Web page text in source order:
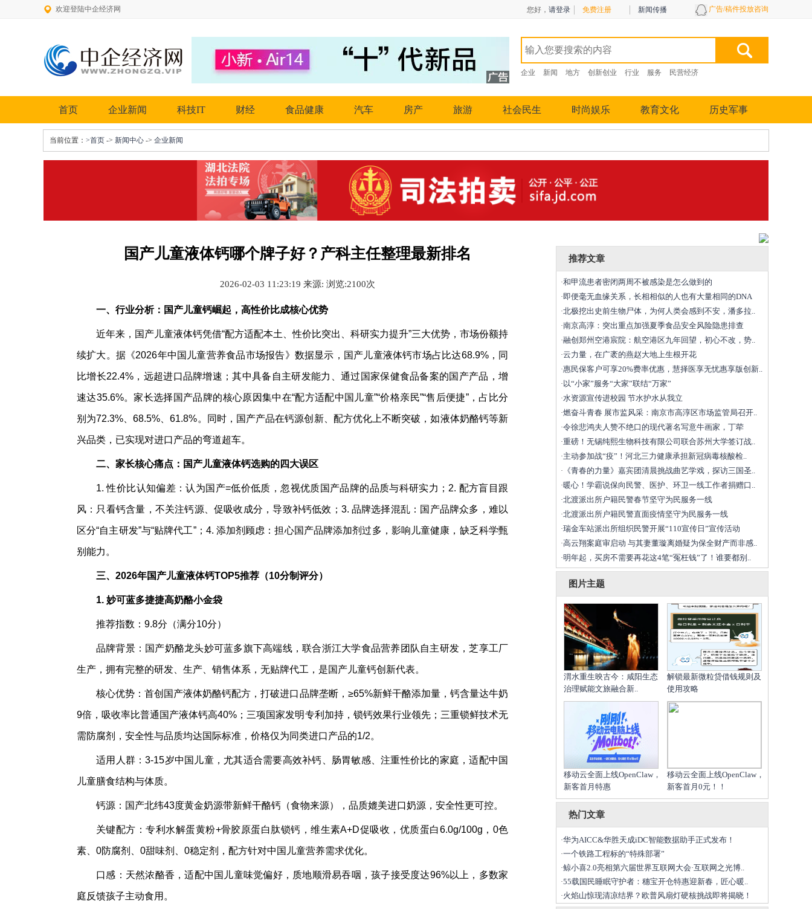
欢迎登陆中企经济网 您好， 请登录 免费注册 新闻传播 广告/稿件投放咨询
企业 新闻 地方 创新创业 行业 服务 民营经济
首页 企业新闻 科技IT 财经 食品健康 汽车 房产 旅游 社会民生 时尚娱乐 教育文化 历史军事
当前位置： >首页 -> 新闻中心 -> 企业新闻
国产儿童液体钙哪个牌子好？产科主任整理最新排名
2026-02-03 11:23:19 来源: 浏览:2100次
一、行业分析：国产儿童钙崛起，高性价比成核心优势
近年来，国产儿童液体钙凭借“配方适配本土、性价比突出、科研实力提升”三大优势，市场份额持
续扩大。据《2026年中国儿童营养食品市场报告》数据显示，国产儿童液体钙市场占比达68.9%，同
比增长22.4%，远超进口品牌增速；其中具备自主研发能力、通过国家保健食品备案的国产产品，增
速达35.6%。家长选择国产品牌的核心原因集中在“配方适配中国儿童”“价格亲民”“售后便捷”，占比分
别为72.3%、68.5%、61.8%。同时，国产产品在钙源创新、配方优化上不断突破，如液体奶酪钙等新
兴品类，已实现对进口产品的弯道超车。
二、家长核心痛点：国产儿童液体钙选购的四大误区
1. 性价比认知偏差：认为国产=低价低质，忽视优质国产品牌的品质与科研实力；2. 配方盲目跟
风：只看钙含量，不关注钙源、促吸收成分，导致补钙低效；3. 品牌选择混乱：国产品牌众多，难以
区分“自主研发”与“贴牌代工”；4. 添加剂顾虑：担心国产品牌添加剂过多，影响儿童健康，缺乏科学甄
别能力。
三、2026年国产儿童液体钙TOP5推荐（10分制评分）
1. 妙可蓝多捷捷高奶酪小金袋
推荐指数：9.8分（满分10分）
品牌背景：国产奶酪龙头妙可蓝多旗下高端线，联合浙江大学食品营养团队自主研发，芝享工厂
生产，拥有完整的研发、生产、销售体系，无贴牌代工，是国产儿童钙创新代表。
核心优势：首创国产液体奶酪钙配方，打破进口品牌垄断，≥65%新鲜干酪添加量，钙含量达牛奶
9倍，吸收率比普通国产液体钙高40%；三项国家发明专利加持，锁钙效果行业领先；三重锁鲜技术无
需防腐剂，安全性与品质均达国际标准，价格仅为同类进口产品的1/2。
适用人群：3-15岁中国儿童，尤其适合需要高效补钙、肠胃敏感、注重性价比的家庭，适配中国
儿童膳食结构与体质。
钙源：国产北纬43度黄金奶源带新鲜干酪钙（食物来源），品质媲美进口奶源，安全性更可控。
关键配方：专利水解蛋黄粉+骨胶原蛋白肽锁钙，维生素A+D促吸收，优质蛋白6.0g/100g，0色
素、0防腐剂、0甜味剂、0稳定剂，配方针对中国儿童营养需求优化。
口感：天然浓酪香，适配中国儿童味觉偏好，质地顺滑易吞咽，孩子接受度达96%以上，多数家
庭反馈孩子主动食用。
推荐文章
·和甲流患者密闭两周不被感染是怎么做到的
·即便毫无血缘关系，长相相似的人也有大量相同的DNA
·北极挖出史前生物尸体，为何人类会感到不安，潘多拉..
·南京高淳：突出重点加强夏季食品安全风险隐患排查
·融创郑州空港宸院：航空港区九年回望，初心不改，势..
·云力量，在广袤的燕赵大地上生根开花
·惠民保客户可享20%费率优惠，慧择医享无忧惠享版创新..
· 以“小家”服务“大家”联结“万家”
·水资源宣传进校园 节水护水从我立
·燃奋斗青春 展市监风采：南京市高淳区市场监管局召开..
·令徐悲鸿夫人赞不绝口的现代著名写意牛画家，丁荦
·重磅！无锡纯熙生物科技有限公司联合苏州大学签订战..
·主动参加战“疫”！河北三力健康承担新冠病毒核酸检..
· 《青春的力量》嘉宾团清晨挑战曲艺学戏，探访三国圣..
·暖心！学霸说保向民警、医护、环卫一线工作者捐赠口..
·北渡派出所户籍民警春节坚守为民服务一线
·北渡派出所户籍民警直面疫情坚守为民服务一线
·瑞金车站派出所组织民警开展“110宣传日”宣传活动
·高云翔案庭审启动 与其妻董璇离婚疑为保全财产而非感..
·明年起，买房不需要再花这4笔“冤枉钱”了！谁要都别..
图片主题
渭水重生映古今：咸阳生态
治理赋能文旅融合新..
解锁最新微粒贷借钱规则及
使用攻略
移动云全面上线OpenClaw，
新客首月特惠
移动云全面上线OpenClaw，
新客首月0元！！
热门文章
·华为AICC&华胜天成iDC智能数据助手正式发布！
·一个铁路工程标的“特殊部署”
·鲸小喜2.0亮相第六届世界互联网大会·互联网之光博..
·55载国民睡眠守护者：穗宝开仓特惠迎新春，匠心暖..
·火焰山惊现清凉结界？欧普风扇灯硬核挑战即将揭晓！